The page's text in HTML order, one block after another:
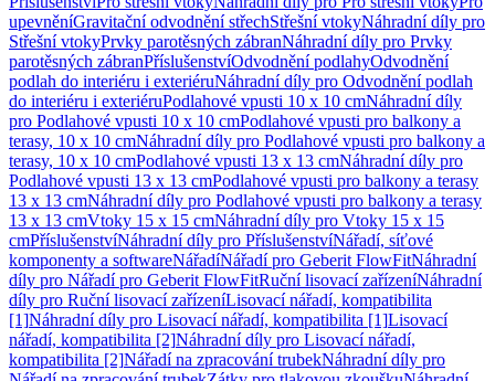
upevněníGravitační odvodnění střechStřešní vtokyNáhradní díly pro
Střešní vtokyPrvky parotěsných zábranNáhradní díly pro Prvky
parotěsných zábranPříslušenstvíOdvodnění podlahyOdvodnění
podlah do interiéru i exteriéruNáhradní díly pro Odvodnění podlah
do interiéru i exteriéruPodlahové vpusti 10 x 10 cmNáhradní díly
pro Podlahové vpusti 10 x 10 cmPodlahové vpusti pro balkony a
terasy, 10 x 10 cmNáhradní díly pro Podlahové vpusti pro balkony a
terasy, 10 x 10 cmPodlahové vpusti 13 x 13 cmNáhradní díly pro
Podlahové vpusti 13 x 13 cmPodlahové vpusti pro balkony a terasy
13 x 13 cmNáhradní díly pro Podlahové vpusti pro balkony a terasy
13 x 13 cmVtoky 15 x 15 cmNáhradní díly pro Vtoky 15 x 15
cmPříslušenstvíNáhradní díly pro PříslušenstvíNářadí, síťové
komponenty a softwareNářadíNářadí pro Geberit FlowFitNáhradní
díly pro Nářadí pro Geberit FlowFitRuční lisovací zařízeníNáhradní
díly pro Ruční lisovací zařízeníLisovací nářadí, kompatibilita
[1]Náhradní díly pro Lisovací nářadí, kompatibilita [1]Lisovací
nářadí, kompatibilita [2]Náhradní díly pro Lisovací nářadí,
kompatibilita [2]Nářadí na zpracování trubekNáhradní díly pro